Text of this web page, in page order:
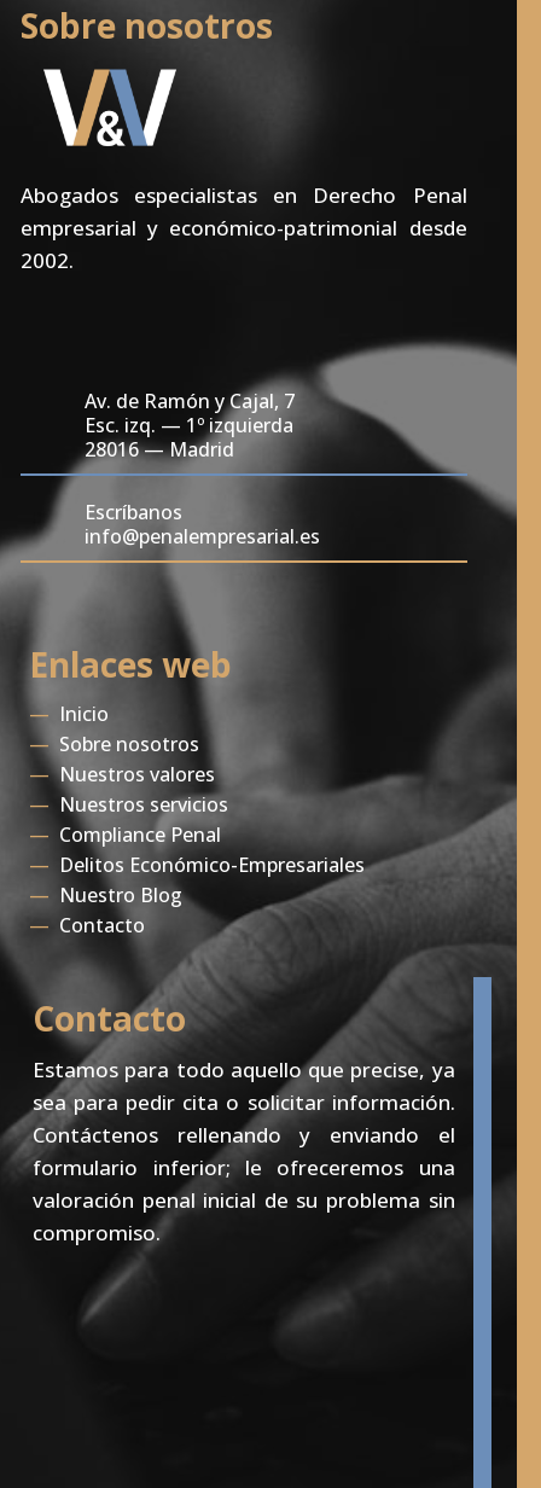
Sobre nosotros
Abogados especialistas en Derecho Penal
empresarial y económico-patrimonial desde
2002.
Av. de Ramón y Cajal, 7
Esc. izq. — 1º izquierda
28016 — Madrid
Escríbanos
info@penalempresarial.es
Enlaces web
— Inicio
— Sobre nosotros
—Nuestros valores
— Nuestros servicios
— Compliance Penal
— Delitos Económico-Empresariales
— Nuestro Blog
— Contacto
Contacto
Estamos para todo aquello que precise, ya
sea para pedir cita o solicitar información.
Contáctenos rellenando y enviando el
formulario inferior; le ofreceremos una
valoración penal inicial de su problema sin
compromiso.